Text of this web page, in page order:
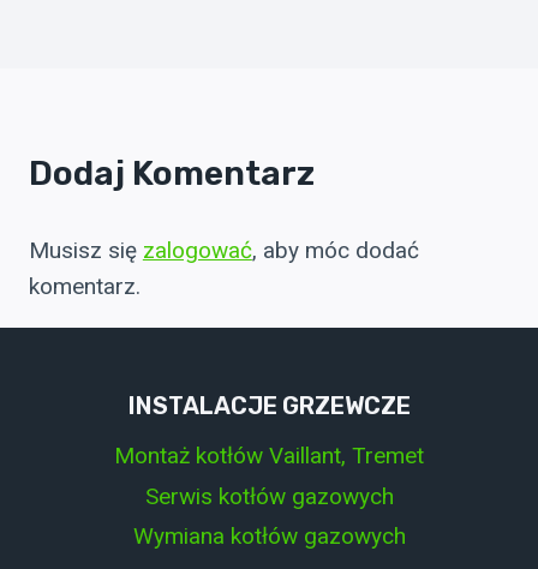
Dodaj Komentarz
Musisz się zalogować, aby móc dodać
komentarz.
INSTALACJE GRZEWCZE
Montaż kotłów Vaillant, Tremet
Serwis kotłów gazowych
Wymiana kotłów gazowych